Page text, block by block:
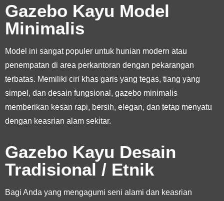
Gazebo Kayu Model
Minimalis
Model ini sangat populer untuk hunian modern atau
penempatan di area perkantoran dengan pekarangan
terbatas. Memiliki ciri khas garis yang tegas, tiang yang
simpel, dan desain fungsional, gazebo minimalis
memberikan kesan rapi, bersih, elegan, dan tetap menyatu
dengan keasrian alam sekitar.
Gazebo Kayu Desain
Tradisional / Etnik
Bagi Anda yang mengagumi seni alami dan keasrian